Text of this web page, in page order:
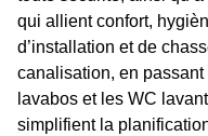
qui allient confort,
d’installation et de
canalisation, en
lavabos et les WC
simplifient la